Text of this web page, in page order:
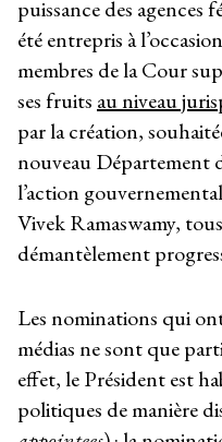
puissance des agences
été entrepris à
membres de la Cour
ses fruits au niveau
par la création,
nouveau Département
l’action
Vivek Ramaswamy,
démantèlement
Les nominations qui
médias ne sont que
effet, le Président est
politiques de manière